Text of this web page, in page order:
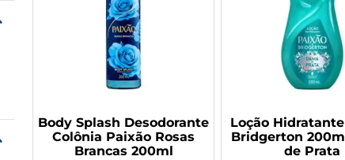
rivaroxabana 20mg
Body Splash Desodorante
Colônia Paixão Rosas
Brancas 200ml
Loção
Bridgerton
de Prata